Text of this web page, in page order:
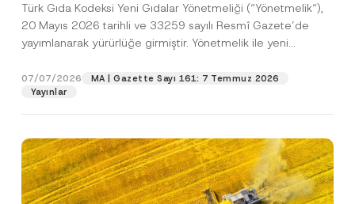
Türk Gıda Kodeksi Yeni Gıdalar Yönetmeliği (“Yönetmelik“),
20 Mayıs 2026 tarihli ve 33259 sayılı Resmî Gazete’de
yayımlanarak yürürlüğe girmiştir. Yönetmelik ile yeni
07/07/2026
MA | Gazette Sayı 161: 7 Temmuz 2026
Yayınlar
i
v
a
c
o
t
c
*
anladım.
A
p
o
v
*
Bu iletişim formunu göndererek,aydınlatma
metninde açıklanan şekilde kişisel verilerimin